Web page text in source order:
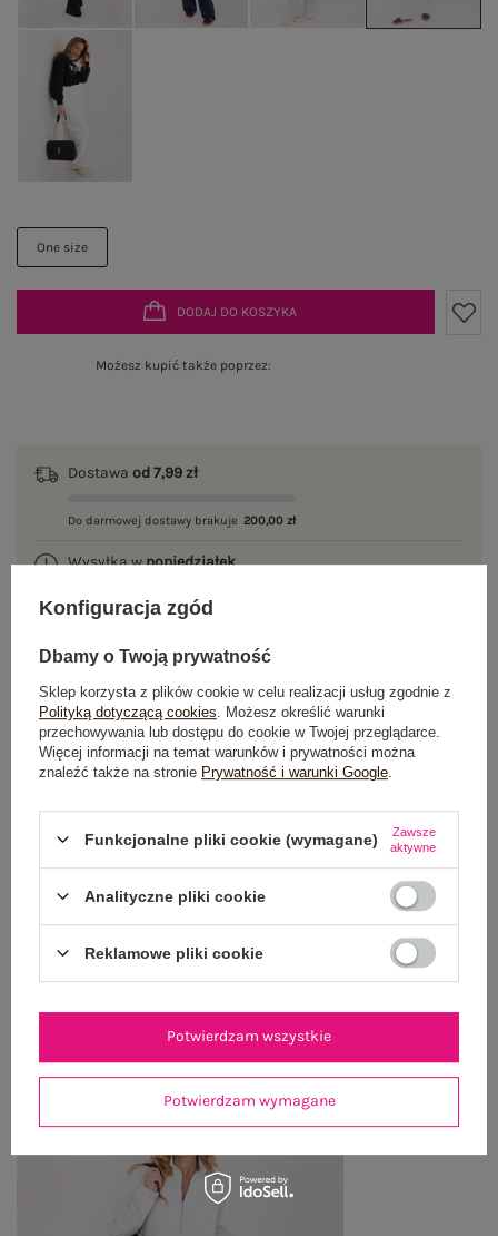
One size
DODAJ DO KOSZYKA
Możesz kupić także poprzez:
Dostawa od 7,99 zł
Do darmowej dostawy brakuje 200,00 zł
Wysyłka wponiedziałek
100 dni na zwrot
OPIS PRODUKTU
GŁÓWNE PARAMETRY
OPINIE O PRODUKCIE (0)
WYSYŁKA I DOSTAWA
OSTATNIO OGLĄDANE
Konfiguracja zgód
Dbamy o Twoją prywatność
Sklep korzysta z plików cookie w celu realizacji usług zgodnie z
Polityką dotyczącą cookies . Możesz określić warunki
przechowywania lub dostępu do cookie w Twojej przeglądarce.
Więcej informacji na temat warunków i prywatności można
znaleźć także na stronie Prywatność i warunki Google
Funkcjonalne pliki cookie (wymagane)
Zawsze
aktywne
Analityczne pliki cookie
Reklamowe pliki cookie
Potwierdzam wymagane
Potwierdzam wszystkie